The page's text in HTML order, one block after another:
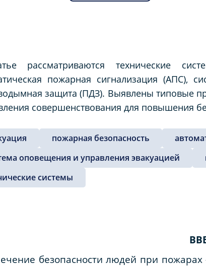
рассматриваются технические
пожарная сигнализация (АПС),
защита (ПДЗ). Выявлены типовые
совершенствования для повышения
пожарная безопасность
оповещения и управления эвакуацией
системы
безопасности людей при